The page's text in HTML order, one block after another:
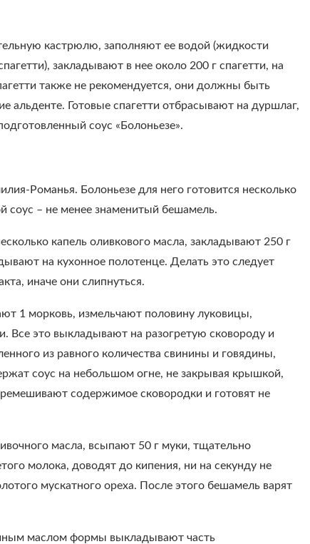
кастрюлю, заполняют ее водой (жидкости
закладывают в нее около 200 г спагетти, на
также не рекомендуется, они должны быть
альденте. Готовые спагетти отбрасывают на дуршлаг,
соус «Болоньезе».
Романья. Болоньезе для него готовится несколько
соус – не менее знаменитый бешамель.
капель оливкового масла, закладывают 250 г
на кухонное полотенце. Делать это следует
иначе они слипнуться.
1 морковь, измельчают половину луковицы,
Все это выкладывают на разогретую сковороду и
из равного количества свинины и говядины,
соус на небольшом огне, не закрывая крышкой,
содержимое сковородки и готовят не
масла, всыпают 50 г муки, тщательно
молока, доводят до кипения, ни на секунду не
мускатного ореха. После этого бешамель варят
маслом формы выкладывают часть